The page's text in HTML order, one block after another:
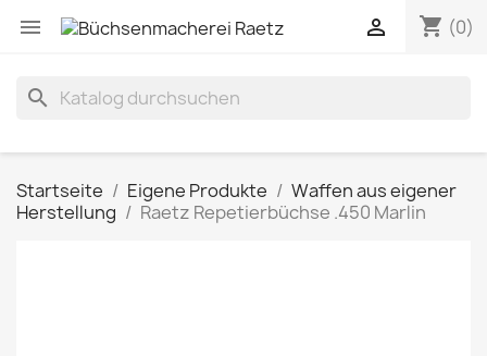
 shopping_cart (0)

search
Startseite Eigene Produkte
Waffen aus eigener
Herstellung
Raetz Repetierbüchse .450 Marlin